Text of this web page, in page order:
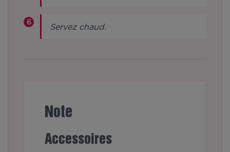
Servez chaud.
Note
Accessoires